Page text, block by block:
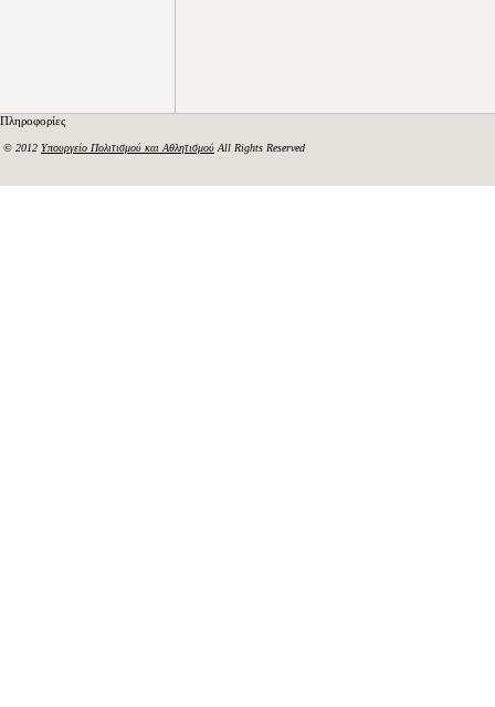
Πληροφορίες
© 2012 Υπουργείο Πολιτισμού και Αθλητισμού All Rights Reserved